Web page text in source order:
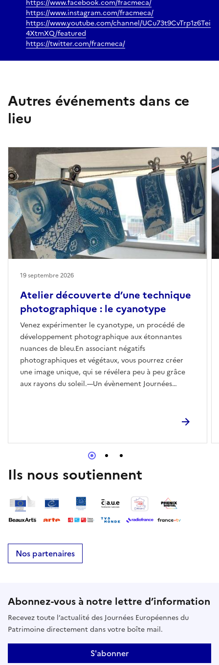
https://www.facebook.com/fracmeca/
https://www.instagram.com/fracmeca/
https://www.youtube.com/channel/UCu73t9CvTrp1z6Tei
4XtmXQ/featured
https://twitter.com/fracmeca/
Autres événements dans ce
lieu
Atelier découverte d’une technique
photographique : le cyanotype
Venez expérimenter le cyanotype, un procédé de
développement photographique aux étonnantes
nuances de bleu.En associant négatifs
photographiques et végétaux, vous pourrez créer
une image unique, qui se révélera peu à peu grâce
aux rayons du soleil.---Un évènement Journées
19 septembre 2026
Ils nous soutiennent
Nos partenaires
Abonnez-vous à notre lettre d’information
Recevez toute l’actualité des Journées Européennes du
Patrimoine directement dans votre boîte mail.
S'abonner